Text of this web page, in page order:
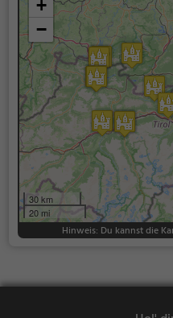
+
−
30 km
20 mi
Hinweis: Du kannst die